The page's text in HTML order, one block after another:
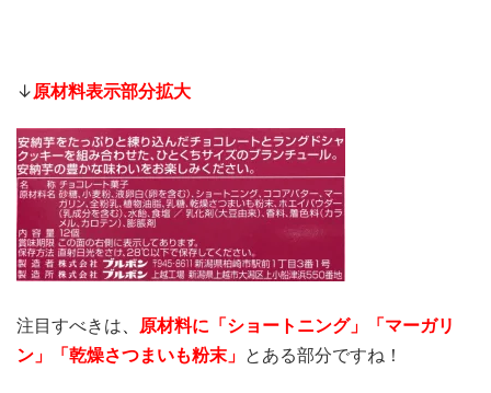
↓ 原材料表示部分拡大
注目すべきは 原材料に「ショートニング」「マーガリ
ン」「乾燥さつまいも粉末」 とある部分ですね！